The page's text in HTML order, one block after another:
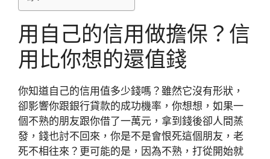
用自己的信用做擔保？信
用比你想的還值錢
你知道自己的信用值多少錢嗎？雖然它沒有形狀，
卻影響你跟銀行貸款的成功機率，你想想，如果一
個不熟的朋友跟你借了一萬元，拿到錢後卻人間蒸
發，錢也討不回來，你是不是會恨死這個朋友，老
死不相往來？更可能的是，因為不熟，打從開始就